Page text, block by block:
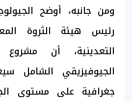
ومن جانبه، أوضح
رئيس هيئة الثروة
التعدينية، أن
جغرافية على مستوى